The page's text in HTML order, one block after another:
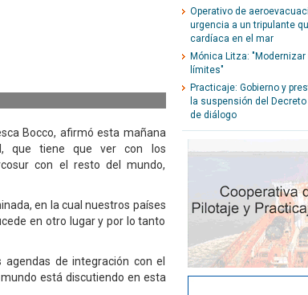
Bocco, afirmó esta mañana
que tiene que ver con los
con el resto del mundo,
en la cual nuestros países
en otro lugar y por lo tanto
agendas de integración con el
está discutiendo en esta
Operativo de
urgencia a un tripulante
cardíaca en el mar
Mónica Litza:
límites"
Practicaje: Gobierno y
la suspensión del
de diálogo